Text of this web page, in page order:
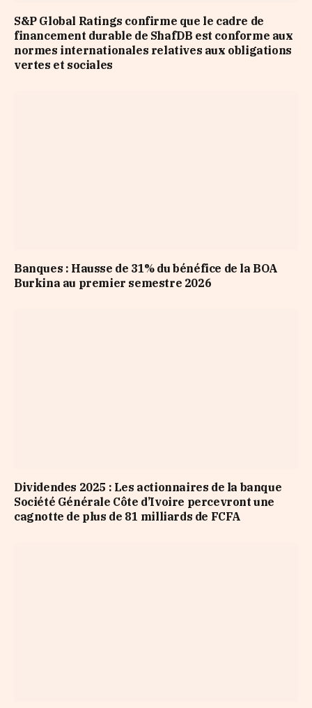
S&P Global Ratings confirme que le cadre de
financement durable de ShafDB est conforme aux
normes internationales relatives aux obligations
vertes et sociales
Banques : Hausse de 31% du bénéfice de la BOA
Burkina au premier semestre 2026
Dividendes 2025 : Les actionnaires de la banque
Société Générale Côte d’Ivoire percevront une
cagnotte de plus de 81 milliards de FCFA